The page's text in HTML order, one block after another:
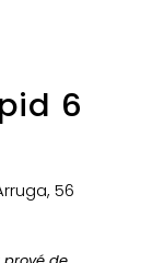
6
56